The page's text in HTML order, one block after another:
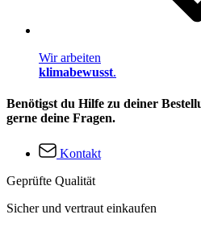
Wir arbeiten
klimabewusst.
Benötigst du Hilfe zu deiner
gerne deine Fragen.
Kontakt
Geprüfte Qualität
Sicher und vertraut einkaufen